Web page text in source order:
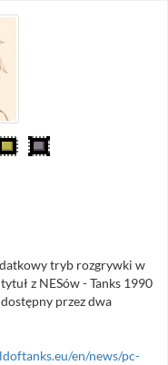
tryb rozgrywki w
z NESów - Tanks 1990
przez dwa
en/news/pc-